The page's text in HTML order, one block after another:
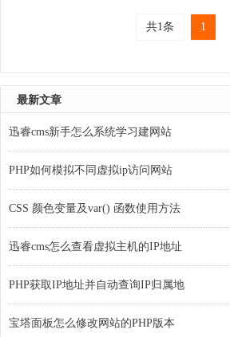
赖场景内
未加密技
共1条 1
最新文章
迅睿cms新手怎么系统学习建网站
PHP如何模拟不同虚拟ip访问网站
CSS 颜色变量及var() 函数使用方法
迅睿cms怎么查看虚拟主机的IP地址
PHP获取IP地址并自动查询IP归属地
宝塔面板怎么修改网站的PHP版本